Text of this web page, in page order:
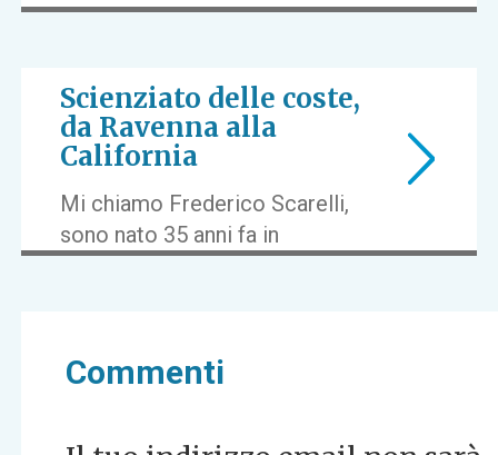
Scienziato delle coste,
da Ravenna alla
California
Mi chiamo Frederico Scarelli,
sono nato 35 anni fa in
Commenti